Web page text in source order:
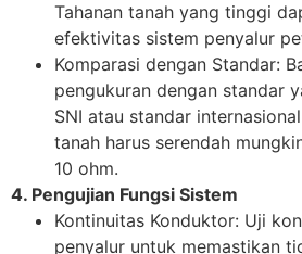
Tahanan tanah yang tinggi
efektivitas sistem penyalur
Komparasi dengan Standar:
pengukuran dengan standar
SNI atau standar
tanah harus serendah
10 ohm.
4. Pengujian Fungsi Sistem
Kontinuitas Konduktor: Uji
penyalur untuk memastikan